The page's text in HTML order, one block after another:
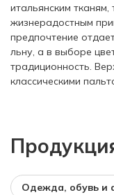
итальянским
жизнерадостным
предпочтение
льну, а в выборе
традиционность.
классическими
Одежда, обувь и